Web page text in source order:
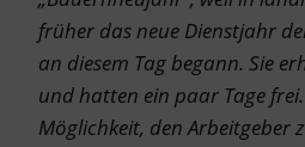
früher das neue Dienstjahr
an diesem Tag begann. Sie
und hatten ein paar Tage
Möglichkeit, den Arbeitgeber